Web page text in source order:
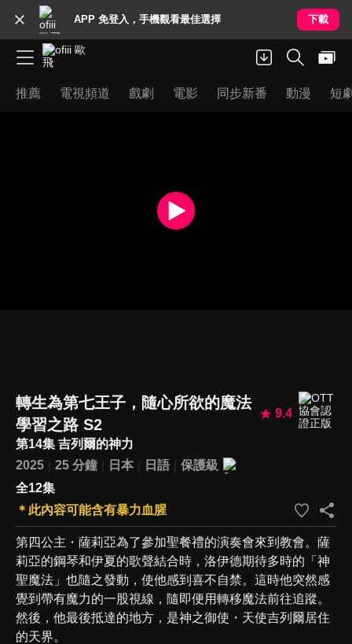
APP 免登入，手機觀看最佳選擇 下載
推薦 電視頻道 戲劇 電影 同步新番 動漫 短
轉生為第七王子，隨心所欲的魔法
學習之路 S2
9.4
第14集 吉列爾的神力
2025
25 分鐘 日本 日語
保護級
全12集
＊此內容可能含有暴力血腥
第四公主・薩莉亞為了參加聖餐禮的演奏會來到教會。薩
莉亞的鋼琴和伊夏的歌聲結合時，洛伊德期待多時的「神
聖魔法」也隨之發動，使他感到喜不自禁。這時他突然感
覺到帶有魔力的一股視線，隨即便用轉移魔法前往追蹤。
然後，他最後抵達的地方，是神之御使・天使吉列爾居住
的天界。